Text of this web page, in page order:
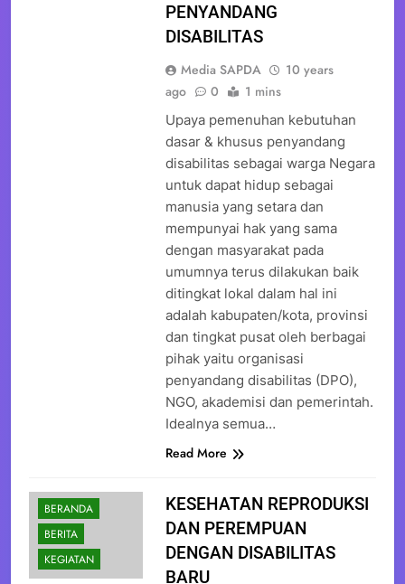
PENYANDANG
DISABILITAS
Media SAPDA
10 years
ago
0 1 mins
Upaya pemenuhan kebutuhan
dasar & khusus penyandang
disabilitas sebagai warga Negara
untuk dapat hidup sebagai
manusia yang setara dan
mempunyai hak yang sama
dengan masyarakat pada
umumnya terus dilakukan baik
ditingkat lokal dalam hal ini
adalah kabupaten/kota, provinsi
dan tingkat pusat oleh berbagai
pihak yaitu organisasi
penyandang disabilitas (DPO),
NGO, akademisi dan pemerintah.
Idealnya semua…
Read More
BERANDA
BERITA
KEGIATAN
KESEHATAN REPRODUKSI
DAN PEREMPUAN
DENGAN DISABILITAS
BARU